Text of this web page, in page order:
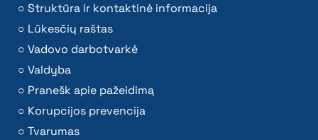
Struktūra ir kontaktinė informacija
Lūkesčių raštas
Vadovo darbotvarkė
Valdyba
Pranešk apie pažeidimą
Korupcijos prevencija
Tvarumas